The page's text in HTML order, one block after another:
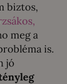
biztos,
meg a
is.
jó